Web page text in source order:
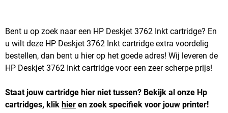
Bent u op zoek naar een HP Deskjet 3762 Inkt cartridge? En
u wilt deze HP Deskjet 3762 Inkt cartridge extra voordelig
bestellen, dan bent u hier op het goede adres! Wij leveren de
HP Deskjet 3762 Inkt cartridge voor een zeer scherpe prijs!
Staat jouw cartridge hier niet tussen? Bekijk al onze Hp
cartridges, klik hier en zoek specifiek voor jouw printer!